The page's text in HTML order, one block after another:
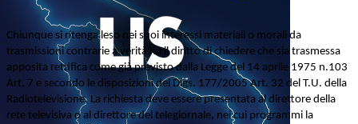
Chiunque si ritenga leso nei suoi interessi materiali o morali da
trasmissioni contrarie a verità ha il diritto di chiedere che sia trasmessa
apposita rettifica come già previsto dalla Legge del 14 aprile 1975 n.103
Art. 7 e secondo le disposizioni del Dlgs. 177/2005 Art. 32 del T.U. della
Radiotelevisione. La richiesta deve essere presentata al direttore della
rete televisiva o al direttore del telegiornale, nei cui programmi la